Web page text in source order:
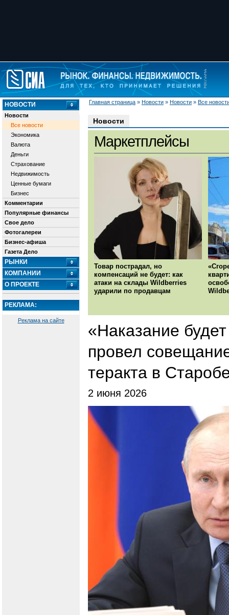
Главная страница » Новости » Новости » Все
НОВОСТИ
Новости
Все новости
Экономика
Валюта
Деньги
Страхование
Недвижимость
Ценные бумаги
Бизнес
Комментарии
Популярные финансы
Свое дело
Фотогалереи
Бизнес-афиша
Газета Дело
РЫНКИ
КОМПАНИИ
О ПРОЕКТЕ
РЕКЛАМА:
Реклама на сайте
Новости
Маркетплейсы
Товар пострадал, но
компенсаций не будет: как
атаки на склады Wildberries
ударили по продавцам
«Наказание
провел
теракта в
2 июня 2026